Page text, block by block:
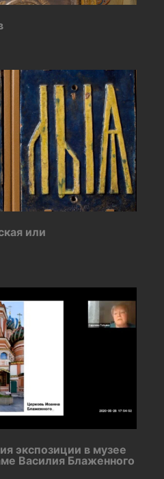
или
экспозиции в музее
Василия Блаженного